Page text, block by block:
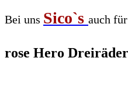
Bei uns Sico`s auch
rose Hero Dreiräder